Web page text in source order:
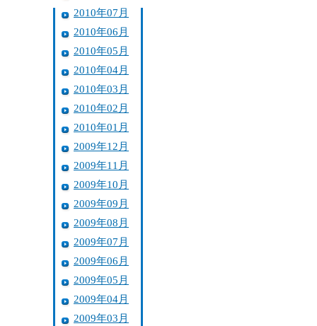
2010年07月
2010年06月
2010年05月
2010年04月
2010年03月
2010年02月
2010年01月
2009年12月
2009年11月
2009年10月
2009年09月
2009年08月
2009年07月
2009年06月
2009年05月
2009年04月
2009年03月